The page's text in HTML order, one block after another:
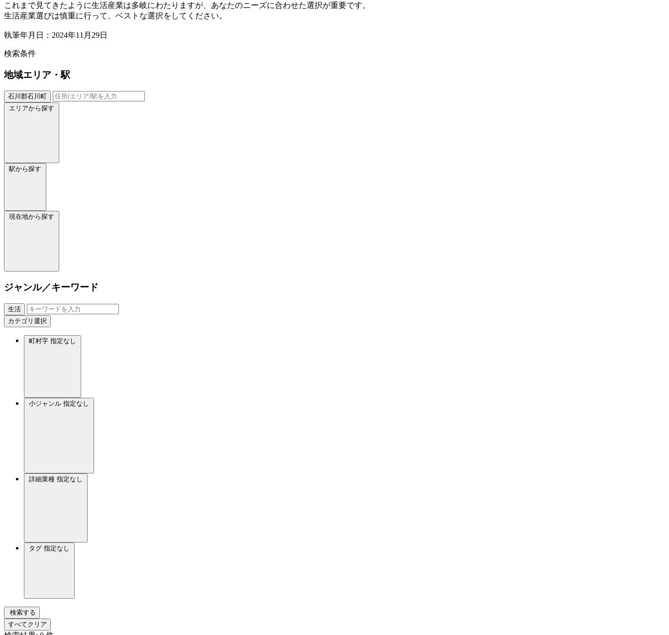
これまで見てきたように生活産業は多岐にわたりますが、あなたのニーズに合わせた選択が重要です。
生活産業選びは慎重に行って、ベストな選択をしてください。
執筆年月日：2024年11月29日
検索条件
地域エリア・駅
石川郡石川町
エリアから探す
駅から探す
現在地から探す
ジャンル／キーワード
生活
カテゴリ選択
町村字 指定なし
小ジャンル 指定なし
詳細業種 指定なし
タグ 指定なし
検索する
すべてクリア